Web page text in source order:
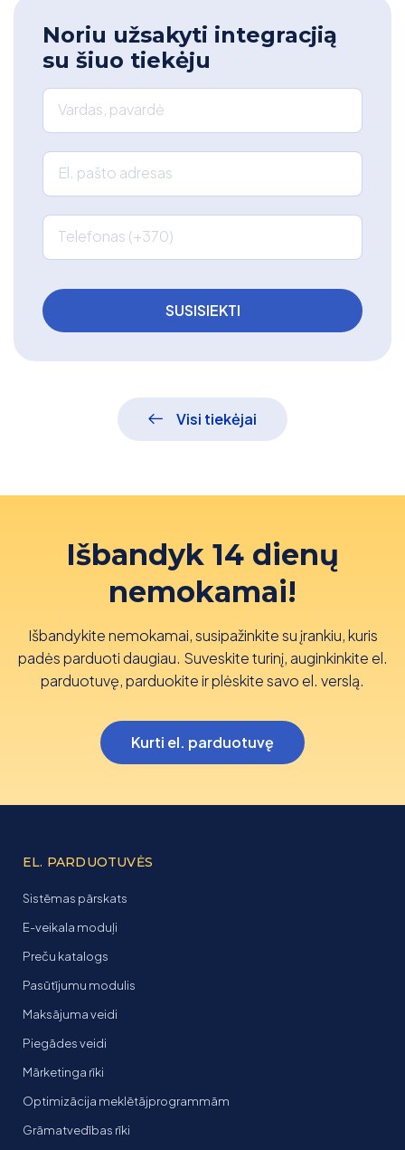
Noriu užsakyti integracjią
su šiuo tiekėju
Vardas, pavardė
El. pašto adresas
Telefonas (+370)
Visi tiekėjai
Išbandyk 14 dienų
nemokamai!
Išbandykite nemokamai, susipažinkite su įrankiu, kuris
padės parduoti daugiau. Suveskite turinį, auginkinkite el.
parduotuvę, parduokite ir plėskite savo el. verslą.
Kurti el. parduotuvę
EL. PARDUOTUVĖS
Sistēmas pārskats
E-veikala moduļi
Preču katalogs
Pasūtījumu modulis
Maksājuma veidi
Piegādes veidi
Mārketinga rīki
Optimizācija meklētājprogrammām
Grāmatvedības rīki